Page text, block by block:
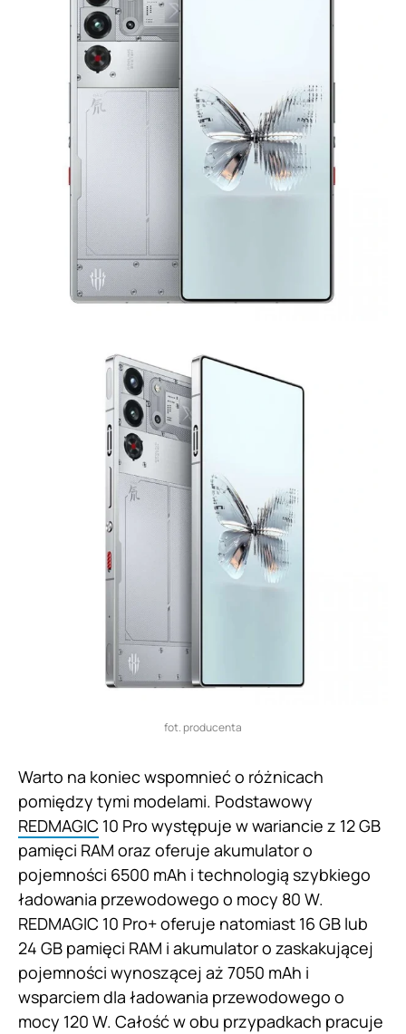
fot. producenta
Warto na koniec wspomnieć o różnicach
pomiędzy tymi modelami. Podstawowy
REDMAGIC 10 Pro występuje w wariancie z 12 GB
pamięci RAM oraz oferuje akumulator o
pojemności 6500 mAh i technologią szybkiego
ładowania przewodowego o mocy 80 W.
REDMAGIC 10 Pro+ oferuje natomiast 16 GB lub
24 GB pamięci RAM i akumulator o zaskakującej
pojemności wynoszącej aż 7050 mAh i
wsparciem dla ładowania przewodowego o
mocy 120 W. Całość w obu przypadkach pracuje